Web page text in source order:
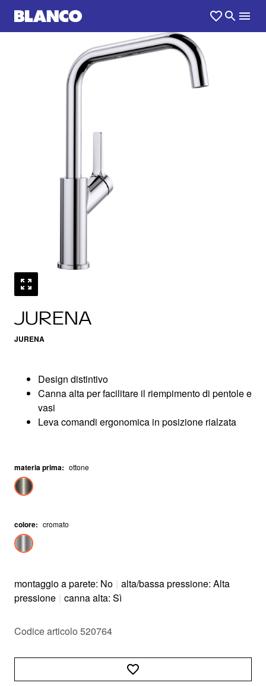
JURENA
JURENA
1 0
Design distintivo
Canna alta per facilitare il riempimento di pentole e
vasi
Leva comandi ergonomica in posizione rialzata
materia prima: ottone
colore: cromato
montaggio a parete: No | alta/bassa pressione: Alta
pressione | canna alta: Sì
Codice articolo 520764